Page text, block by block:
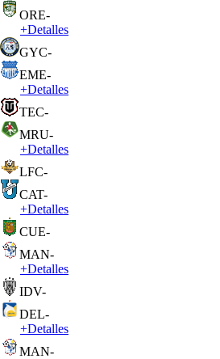
ORE-
+Detalles
GYC-
EME-
+Detalles
TEC-
MRU-
+Detalles
LFC-
CAT-
+Detalles
CUE-
MAN-
+Detalles
IDV-
DEL-
+Detalles
MAN-